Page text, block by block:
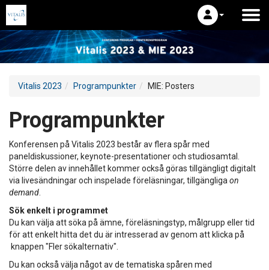
Vitalis 2023 Programpunkter MIE: Posters
Programpunkter
Konferensen på Vitalis 2023 består av flera spår med
paneldiskussioner, keynote-presentationer och studiosamtal.
Större delen av innehållet kommer också göras tillgängligt digitalt
via livesändningar och inspelade föreläsningar, tillgängliga on
demand
Sök enkelt i programmet
Du kan välja att söka på ämne, föreläsningstyp, målgrupp eller tid
för att enkelt hitta det du är intresserad av genom att klicka på
knappen "Fler sökalternativ".
Du kan också välja något av de tematiska spåren med